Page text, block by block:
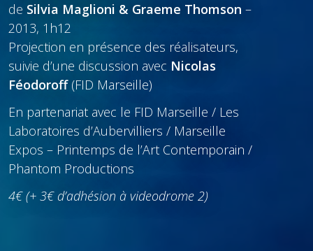
de Silvia Maglioni & Graeme Thomson –
2013, 1h12
​Projection en présence des réalisateurs,
suivie d’une discussion avec Nicolas
Féodoroff(FID Marseille)
En partenariat avec le FID Marseille / Les
Laboratoires d’Aubervilliers / Marseille
Expos – Printemps de l’Art Contemporain /
Phantom Productions
4€​ (+ 3€ d’adhésion à videodrome 2)